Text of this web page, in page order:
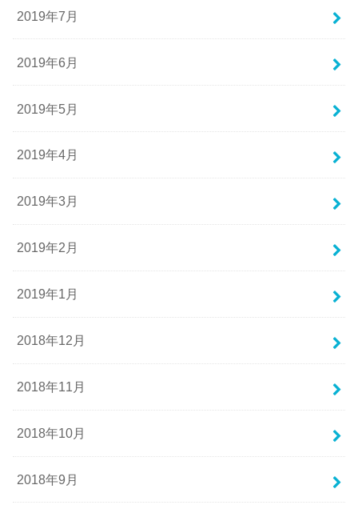
2019年7月
2019年6月
2019年5月
2019年4月
2019年3月
2019年2月
2019年1月
2018年12月
2018年11月
2018年10月
2018年9月